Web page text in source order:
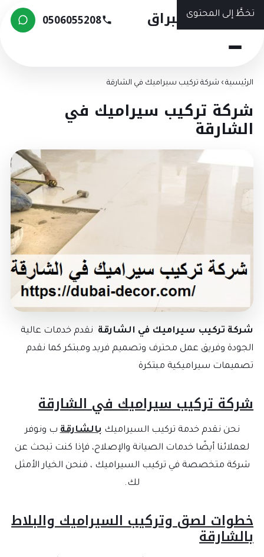
إلى المحتوى
شركة البراق 0506055208
›شركة تركيب سيراميك في الشارقة
تركيب سيراميك في
تركيب سيراميك في الشارقة نقدم خدمات عالية
وفريق عمل محترف وتصميم فريد ومبتكر كما نقدم
سيراميكية مبتكرة
تركيب سيراميك في الشارقة
نحن نقدم خدمة تركيب السيراميكبالشارقةب ونوفر
أيضًا خدمات الصيانة والإصلاح، فإذا كنت تبحث عن
متخصصة في تركيب السيراميك ، فنحن الخيار الأمثل
لصق وتركيب السيراميك والبلاط